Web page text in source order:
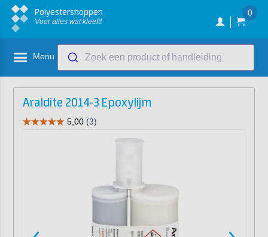
Polyestershoppen
Voor alles wat kleeft!
0
Menu Zoek een product of handleiding
Araldite 2014-3 Epoxylijm